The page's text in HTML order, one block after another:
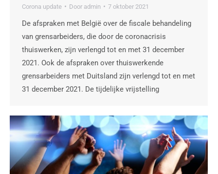
Corona update Door admin 7 oktober 2021
De afspraken met België over de fiscale behandeling
van grensarbeiders, die door de coronacrisis
thuiswerken, zijn verlengd tot en met 31 december
2021. Ook de afspraken over thuiswerkende
grensarbeiders met Duitsland zijn verlengd tot en met
31 december 2021. De tijdelijke vrijstelling